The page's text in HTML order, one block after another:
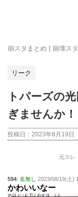
崩スタまとめ | 崩壊ス
リーク
トパーズの
ぎませんか！
投稿日： 2023年8月19日
元スレ
594: 名無し 2023/08/19(土)
かわいいなー